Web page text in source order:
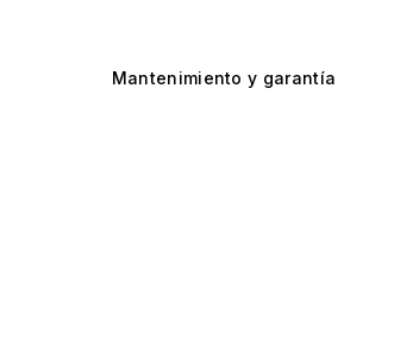
Mantenimiento y garantía